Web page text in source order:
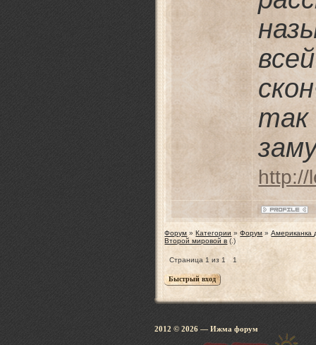
так
http://
Форум » Категории » Форум » Американка
Второй мировой в (.)
Страница 1 из 1 1
2012 © 2026 — Ижма